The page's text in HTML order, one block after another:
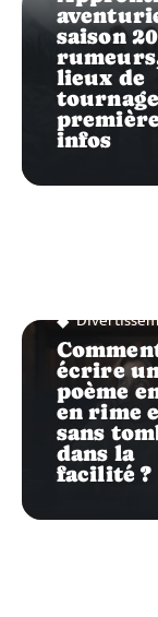
saison
lieux de
infos
écrire
poème
en rime
sans
dans la
facilité ?